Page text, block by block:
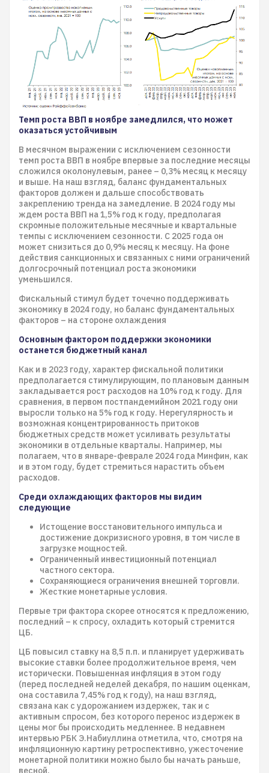
​​​​​​​​​​​​​​Темп роста ВВП в ноябре замедлился, что может
оказаться устойчивым
В месячном выражении с исключением сезонности
темп роста ВВП в ноябре впервые за последние месяцы
сложился околонулевым, ранее – 0,3% месяц к месяцу
и выше. На наш взгляд, баланс фундаментальных
факторов должен и дальше способствовать
закреплению тренда на замедление. В 2024 году мы
ждем роста ВВП на 1,5% год к году, предполагая
скромные положительные месячные и квартальные
темпы с исключением сезонности. С 2025 года он
может снизиться до 0,9% месяц к месяцу. На фоне
действия санкционных и связанных с ними ограничений
долгосрочный потенциал роста экономики
уменьшился.
​​​​​​​​​​​​​​Фискальный стимул будет точечно поддерживать
экономику в 2024 году,​​​​​​​​​​​​​​ но баланс фундаментальных
факторов – на стороне охлаждения
Основным фактором поддержки экономики
останется бюджетный канал
Как и в 2023 году, характер фискальной политики
предполагается стимулирующим, по плановым данным
закладывается рост расходов на 10% год к году. Для
сравнения, в первом постпандемийном 2021 году они
выросли только на 5% год к году. Нерегулярность и
возможная концентрированность притоков
бюджетных средств может усиливать результаты
экономики в отдельные кварталы. Например, мы
полагаем, что в январе-феврале 2024 года Минфин, как
и в этом году, будет стремиться нарастить объем
расходов.
Среди охлаждающих факторов мы видим
следующие
Истощение восстановительного импульса и
достижение докризисного уровня, в том числе в
загрузке мощностей.
Ограниченный инвестиционный потенциал
частного сектора.
Сохраняющиеся ограничения внешней торговли.
Жесткие монетарные условия.
Первые три фактора скорее относятся к предложению,
последний – к спросу, охладить который стремится
ЦБ.
​​​​​​​​​​​​​​ЦБ повысил ставку на 8,5 п.п. и планирует удерживать
высокие ставки более продолжительное время, чем
исторически. Повышенная инфляция в этом году
(перед последней неделей декабря, по нашим оценкам,
она составила 7,45% год к году), на наш взгляд,
связана как с удорожанием издержек, так и с
активным спросом, без которого перенос издержек в
цены мог бы происходить медленнее. В недавнем
интервью РБК Э.Набиуллина отметила, что, смотря на
инфляционную картину ретроспективно, ужесточение
монетарной политики можно было бы начать раньше,
весной.